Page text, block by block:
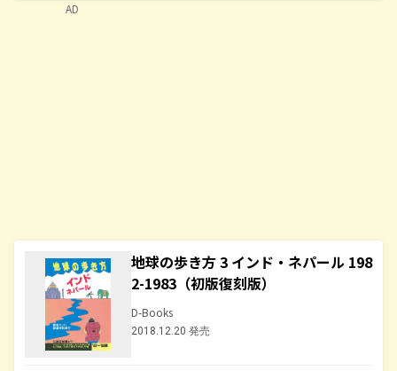
地球の歩き方 3 インド・ネパール 198
2-1983（初版復刻版）
D-Books
2018.12.20 発売
AD